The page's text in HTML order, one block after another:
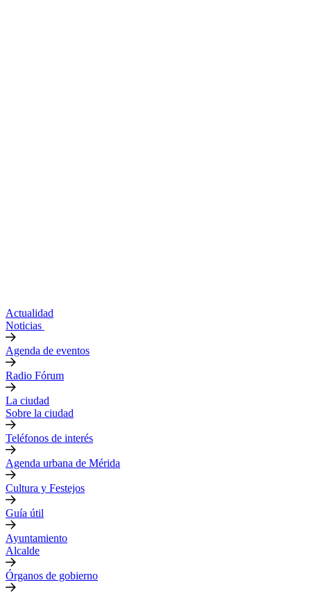
Actualidad
Noticias
Agenda de eventos
Radio Fórum
La ciudad
Sobre la ciudad
Teléfonos de interés
Agenda urbana de Mérida
Cultura y Festejos
Guía útil
Ayuntamiento
Alcalde
Órganos de gobierno